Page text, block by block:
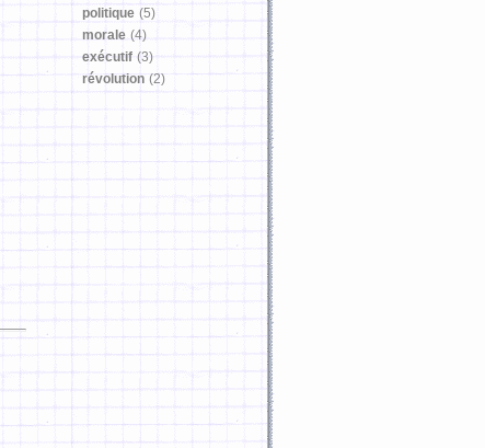
politique (5)
morale (4)
exécutif (3)
révolution (2)